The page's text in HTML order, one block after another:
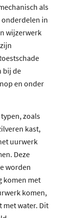
als
in
wijzerwerk
bij de
en onder
zoals
kast,
uurwerk
Deze
worden
komen met
komen,
water. Dit